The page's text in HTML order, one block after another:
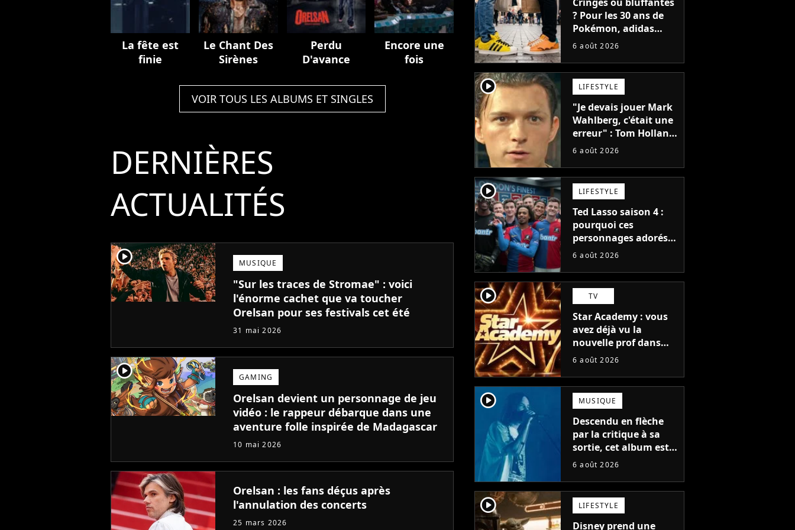
La fête est
finie
Le Chant Des
Sirènes
Perdu
D'avance
Encore une
fois
VOIR TOUS LES ALBUMS ET SINGLES
DERNIÈRES
ACTUALITÉS
player2 MUSIQUE
"Sur les traces de Stromae" : voici
l'énorme cachet que va toucher
Orelsan pour ses festivals cet été
31 mai 2026
player2 GAMING
Orelsan devient un personnage de jeu
vidéo : le rappeur débarque dans une
aventure folle inspirée de Madagascar
10 mai 2026
Orelsan : les fans déçus après
l'annulation des concerts
25 mars 2026
? Pour les 30 ans de
Pokémon, adidas
dévoile une énorme
et je ne sais pas quoi
en penser
6 août 2026
player2 LIFESTYLE
"Je devais jouer Mark
Wahlberg, c'était une
erreur" : Tom Holland,
la star de Spider-Man,
blockbuster
6 août 2026
player2 LIFESTYLE
Ted Lasso saison 4 :
pourquoi ces
personnages adorés
des fans ne sont pas
6 août 2026
player2 TV
Star Academy : vous
avez déjà vu la
nouvelle prof dans
The Voice et aux
6 août 2026
player2 MUSIQUE
Descendu en flèche
par la critique à sa
sortie, cet album est
en train de devenir le
auteur
6 août 2026
player2 LIFESTYLE
Disney prend une